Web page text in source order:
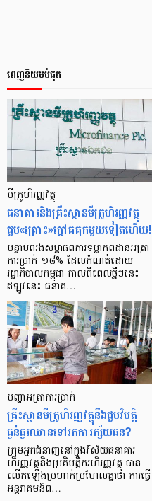
ពេញនិយមបំផុត
មីក្រូ​ហិរញ្ញវត្ថុ
ធនាគារ​និង​គ្រឹះស្ថាន​មីក្រូ​ហិរញ្ញវត្ថុ​
ជួប«គ្រោះ»ក្តៅ​គគុក​មួយ​ទៀត​ហើយ!
បន្ទាប់​ពី​រង​សម្ពាធ​​ពី​ការ​ទម្លាក់​ពិដាន​អត្រា​
ការ​ប្រាក់ ១៨​% ដែល​កំណត់​ដោយ​
រដ្ឋាភិបាល​កម្ពុជា កាល​ពី​ពេល​ថ្មីៗ​នេះ
ឥឡូវ​នេះ ធនាគ…
បញ្ហា​អត្រា​ការប្រាក់
គ្រឹះស្ថាន​មីក្រូ​ហិរញ្ញវត្ថុ​នឹង​ជួប​វិបត្តិ​
ធ្ងន់ធ្ងរ​ឈាន​ទៅ​រក​ការ​ក្ស័យធន?
ក្រុម​អ្នក​ជំនាញ​នៅ​ក្នុង​វិស័យ​ធនាគារ
ហិរញ្ញវត្ថុ​និង​ប្រតិបត្តិករ​ហិរញ្ញ​វត្ថុ បាន​​
លើក​ឡើង​ប្រហាក់​ប្រហែល​គ្នា​ថា ការ​ធ្វើ​
អន្តរាគមន៍​ព…